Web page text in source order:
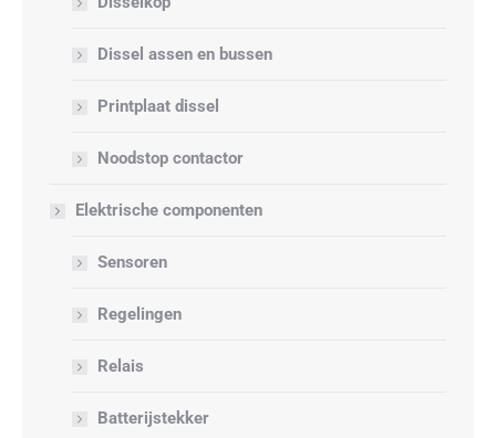
Dissel assen en bussen
Printplaat dissel
Noodstop contactor
Elektrische componenten
Sensoren
Regelingen
Relais
Batterijstekker